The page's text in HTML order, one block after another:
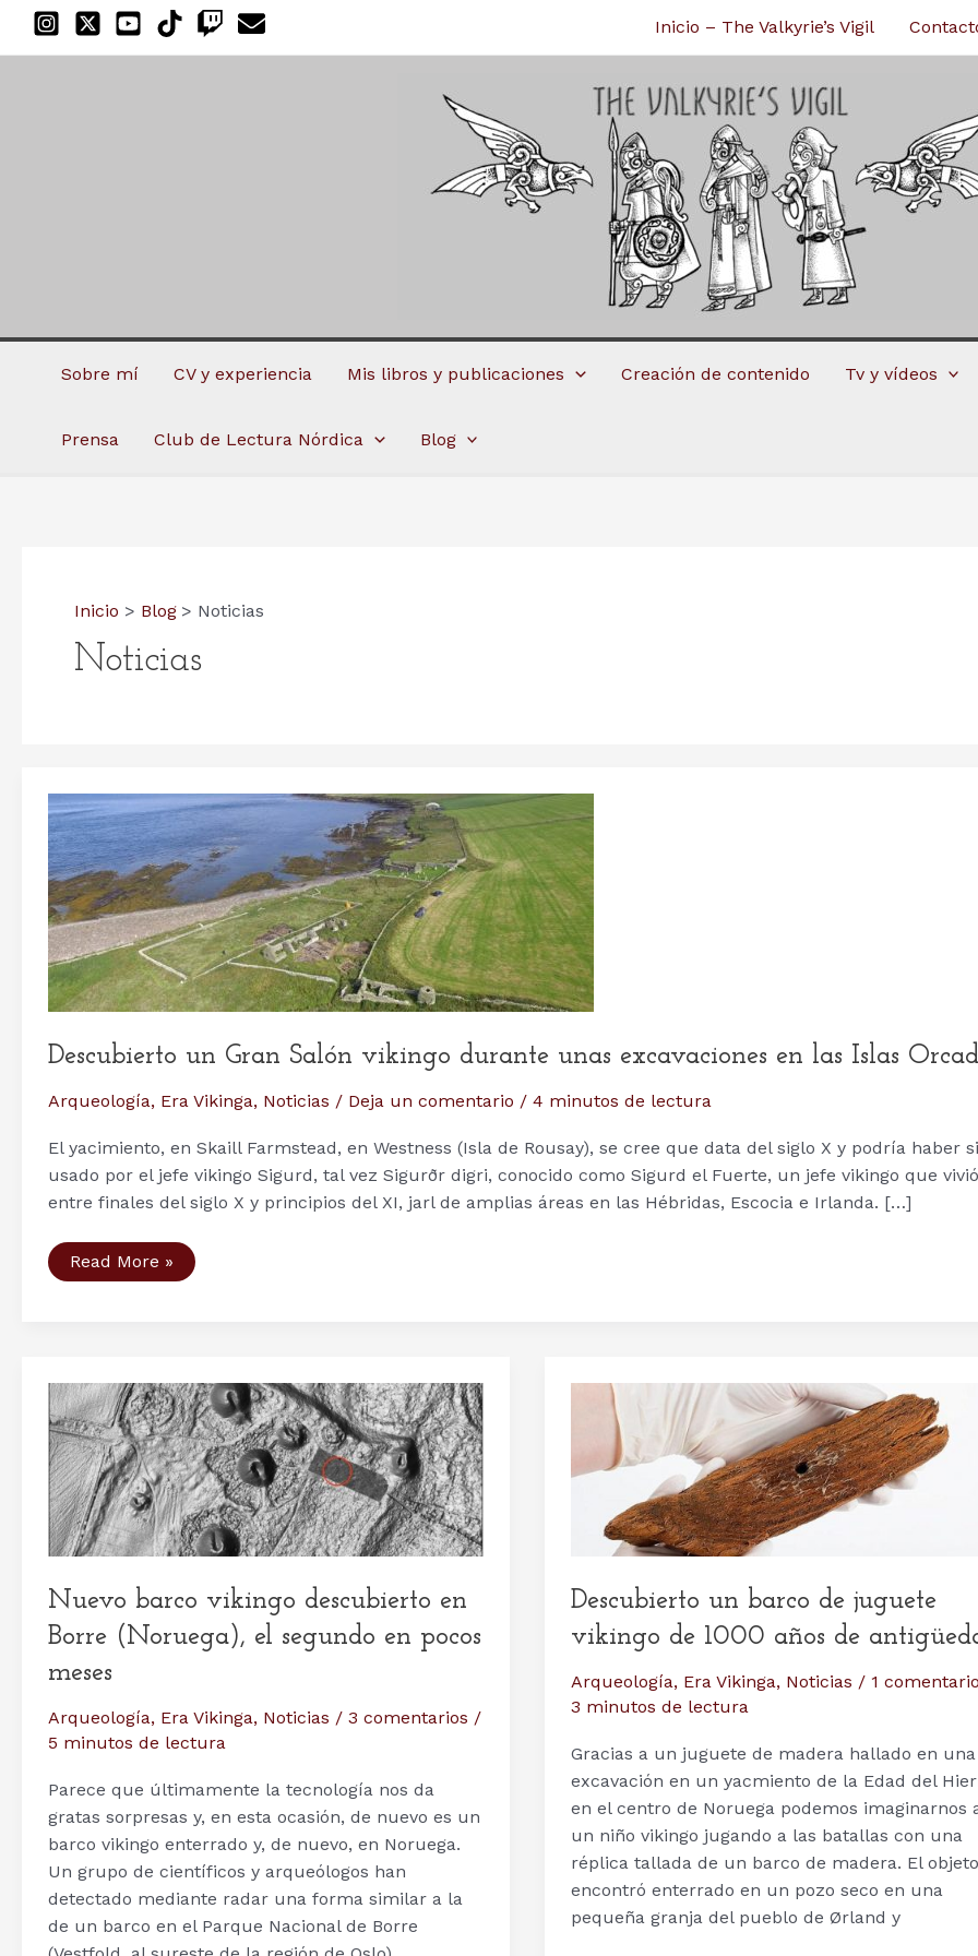
Inicio – The Valkyrie’s Vigil
Sobre mí CV y experiencia Mis libros y publicaciones Creación de contenido Tv y vídeos
Prensa Club de Lectura Nórdica Blog
Inicio Blog Noticias
Noticias
Descubierto un Gran Salón vikingo durante unas excavaciones en las Islas
Arqueología, Era Vikinga, Noticias / Deja un comentario / 4 minutos de lectura
El yacimiento, en Skaill Farmstead, en Westness (Isla de Rousay), se cree que data del siglo X y podría haber
usado por el jefe vikingo Sigurd, tal vez Sigurðr digri, conocido como Sigurd el Fuerte, un jefe vikingo que vivió
entre finales del siglo X y principios del XI, jarl de amplias áreas en las Hébridas, Escocia e Irlanda. […]
Descubierto
un
excavaciones
en
las
Islas
Orcadas
Read More »
Nuevo barco vikingo descubierto en
Borre (Noruega), el segundo en pocos
meses
Arqueología, Era Vikinga, Noticias / 3 comentarios /
5 minutos de lectura
Parece que últimamente la tecnología nos da
gratas sorpresas y, en esta ocasión, de nuevo es un
barco vikingo enterrado y, de nuevo, en Noruega.
Un grupo de científicos y arqueólogos han
detectado mediante radar una forma similar a la
de un barco en el Parque Nacional de Borre
Descubierto un barco de juguete
vikingo de 1000 años de
Arqueología, Era Vikinga, Noticias / 1 comentario
3 minutos de lectura
Gracias a un juguete de madera hallado en una
excavación en un yacmiento de la Edad del
en el centro de Noruega podemos imaginarnos
un niño vikingo jugando a las batallas con una
réplica tallada de un barco de madera. El
encontró enterrado en un pozo seco en una
pequeña granja del pueblo de Ørland y